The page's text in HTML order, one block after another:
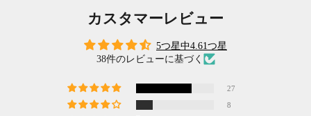
カスタマーレビュー
5つ星中4.61つ星
38件のレビューに基づく
27
8